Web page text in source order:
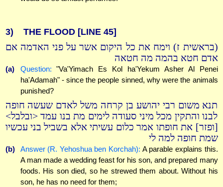
3) THE FLOOD [LINE 45]
(בראשית ז) וימח את כל היקום אשר על פני האדמה אם
אדם חטא בהמה מה חטאה
(a) Question: "Va'Yimach Es Kol ha'Yekum Asher Al Penei
ha'Adamah" - since the people sinned, why were the animals
punished?
תנא משום רבי יהושע בן קרחה משל לאדם שעשה חופה
לבנו והתקין מכל מיני סעודה לימים מת בנו עמד <ובלבל>
[ופזר] את חופתו אמר כלום עשיתי אלא בשביל בני עכשיו
שמת חופה למה לי
(b) Answer (R. Yehoshua ben Korchah): A parable explains this.
A man made a wedding feast for his son, and prepared many
foods. His son died, so he strewed them about. Without his
son, he has no need for them;